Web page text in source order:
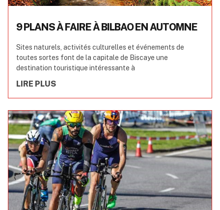
9 PLANS À FAIRE À BILBAO EN AUTOMNE
Sites naturels, activités culturelles et événements de
toutes sortes font de la capitale de Biscaye une
destination touristique intéressante à
LIRE PLUS